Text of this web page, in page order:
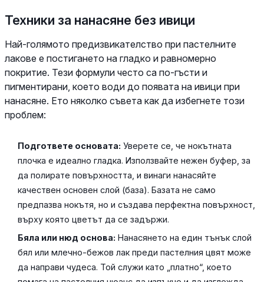
Техники за нанасяне без ивици
Най-голямото предизвикателство при пастелните
лакове е постигането на гладко и равномерно
покритие. Тези формули често са по-гъсти и
пигментирани, което води до появата на ивици при
нанасяне. Ето няколко съвета как да избегнете този
проблем:
Подгответе основата: Уверете се, че нокътната
плочка е идеално гладка. Използвайте нежен буфер, за
да полирате повърхността, и винаги нанасяйте
качествен основен слой (база). Базата не само
предпазва нокътя, но и създава перфектна повърхност,
върху която цветът да се задържи.
Бяла или нюд основа: Нанасянето на един тънък слой
бял или млечно-бежов лак преди пастелния цвят може
да направи чудеса. Той служи като „платно“, което